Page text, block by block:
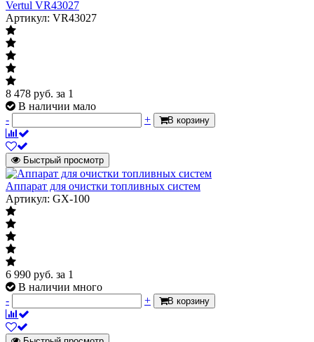
Vertul VR43027
Артикул: VR43027
8 478 руб. за 1
В наличии мало
-
+ В корзину
Быстрый просмотр
Аппарат для очистки топливных систем
Артикул: GX-100
6 990 руб. за 1
В наличии много
-
+ В корзину